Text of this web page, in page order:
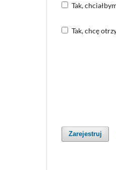
Tak,
Tak, chcę
Zarejestruj